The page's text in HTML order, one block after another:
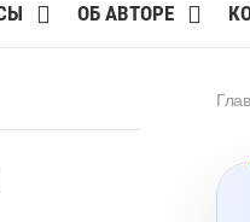
ОБ АВТОРЕ